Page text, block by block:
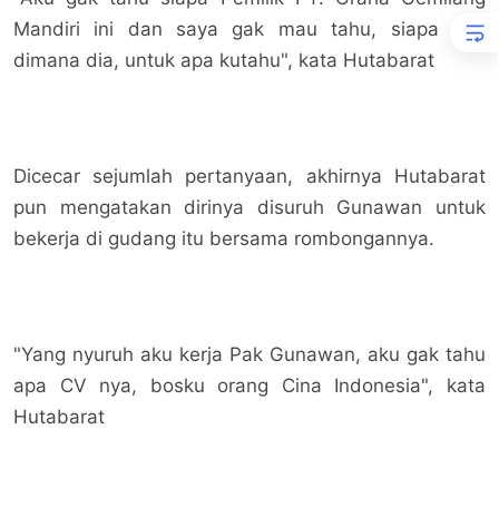
Mandiri ini dan saya gak mau tahu, siapa dia,
dimana dia, untuk apa kutahu", kata Hutabarat
Dicecar sejumlah pertanyaan, akhirnya Hutabarat
pun mengatakan dirinya disuruh Gunawan untuk
bekerja di gudang itu bersama rombongannya.
"Yang nyuruh aku kerja Pak Gunawan, aku gak tahu
apa CV nya, bosku orang Cina Indonesia", kata
Hutabarat